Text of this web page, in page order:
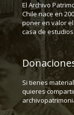
El Archivo
Chile nace en
poner en valor
casa de estudios.
Si tienes
quieres